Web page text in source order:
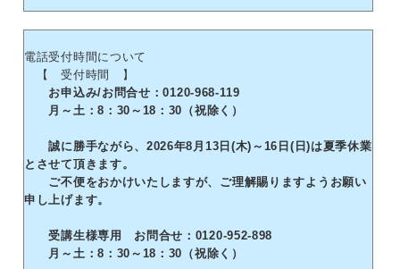
電話受付時間について
【 受付時間 】
お申込み/お問合せ：0120-968-119
月～土：8：30～18：30（祝除く）
誠に勝手ながら、2026年8月13日(木)～16日(日)は夏季休業
とさせて頂きます。
ご不便をおかけいたしますが、ご理解賜りますようお願い
申し上げます。
受講生様専用 お問合せ：0120-952-898
月～土：8：30～18：30（祝除く）